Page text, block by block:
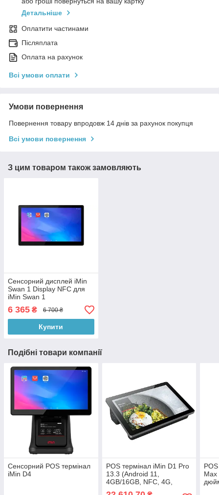
Детальніше
Оплатити частинами
Післяплата
Оплата на рахунок
Всі умови оплати
Умови повернення
Повернення товару впродовж 14 днів за рахунок покупця
Всі умови повернення
З цим товаром також замовляють
Сенсорний дисплей iMin
Swan 1 Display NFC для
iMin Swan 1
6 365 ₴ 6 700 ₴
Купити
Подібні товари компанії
Сенсорний POS термінал
iMin D4
POS термінал iMin D1 Pro
13.3 (Android 11,
4GB/16GB, NFC, 4G,
Max